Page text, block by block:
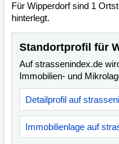
Für Wipperdorf sind 1
hinterlegt.
Standortprofil für
Auf strassenindex.de
Immobilien- und
Detailprofil auf
Immobilienlage auf